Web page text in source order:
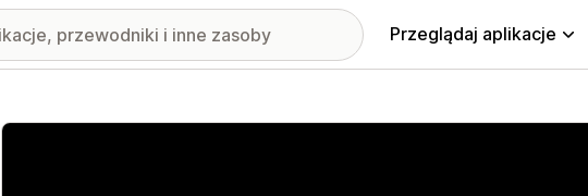
Przeglądaj aplikacje
Wyróżnione obrazy w galerii